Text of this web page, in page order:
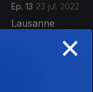
Ep. 13 23 jul. 2022
Lausanne
×